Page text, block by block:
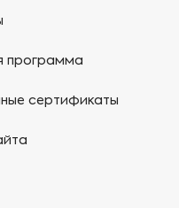
программа
сертификаты